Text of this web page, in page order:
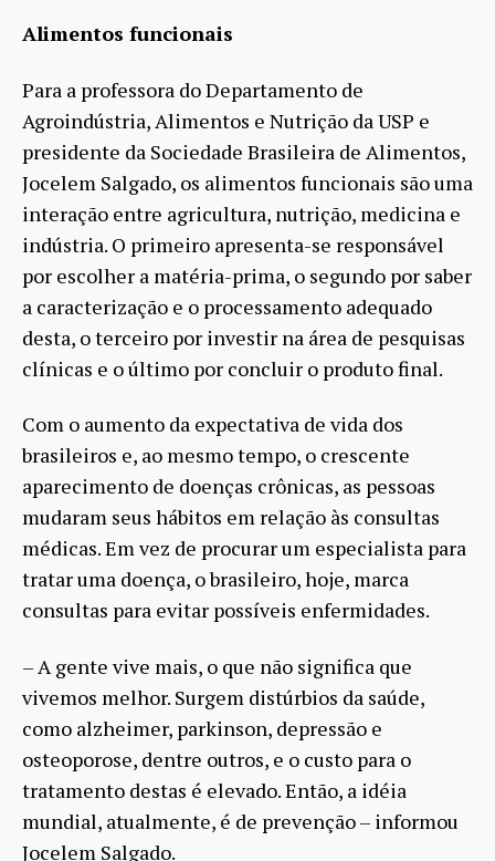
Alimentos funcionais
Para a professora do Departamento de
Agroindústria, Alimentos e Nutrição da USP e
presidente da Sociedade Brasileira de Alimentos,
Jocelem Salgado, os alimentos funcionais são uma
interação entre agricultura, nutrição, medicina e
indústria. O primeiro apresenta-se responsável
por escolher a matéria-prima, o segundo por saber
a caracterização e o processamento adequado
desta, o terceiro por investir na área de pesquisas
clínicas e o último por concluir o produto final.
Com o aumento da expectativa de vida dos
brasileiros e, ao mesmo tempo, o crescente
aparecimento de doenças crônicas, as pessoas
mudaram seus hábitos em relação às consultas
médicas. Em vez de procurar um especialista para
tratar uma doença, o brasileiro, hoje, marca
consultas para evitar possíveis enfermidades.
– A gente vive mais, o que não significa que
vivemos melhor. Surgem distúrbios da saúde,
como alzheimer, parkinson, depressão e
osteoporose, dentre outros, e o custo para o
tratamento destas é elevado. Então, a idéia
mundial, atualmente, é de prevenção – informou
Jocelem Salgado.